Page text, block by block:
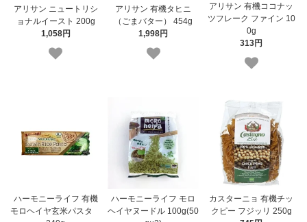
アリサン ニュートリシ
ョナルイースト 200g
1,058円
アリサン 有機タヒニ
（ごまバター） 454g
1,998円
アリサン 有機ココナッ
ツフレーク ファイン 10
0g
313円
ハーモニーライフ 有機
モロヘイヤ玄米パスタ
ハーモニーライフ モロ
ヘイヤヌードル 100g(50
カスターニョ 有機チッ
クピー フジッリ 250g